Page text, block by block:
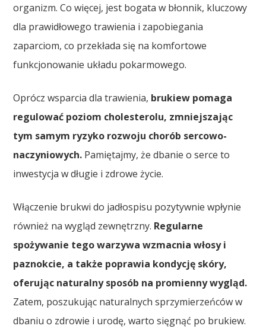
organizm. Co więcej, jest bogata w błonnik, kluczowy
dla prawidłowego trawienia i zapobiegania
zaparciom, co przekłada się na komfortowe
funkcjonowanie układu pokarmowego.
Oprócz wsparcia dla trawienia, brukiew pomaga
regulować poziom cholesterolu, zmniejszając
tym samym ryzyko rozwoju chorób sercowo-
naczyniowych. Pamiętajmy, że dbanie o serce to
inwestycja w długie i zdrowe życie.
Włączenie brukwi do jadłospisu pozytywnie wpłynie
również na wygląd zewnętrzny. Regularne
spożywanie tego warzywa wzmacnia włosy i
paznokcie, a także poprawia kondycję skóry,
oferując naturalny sposób na promienny wygląd.
Zatem, poszukując naturalnych sprzymierzeńców w
dbaniu o zdrowie i urodę, warto sięgnąć po brukiew.